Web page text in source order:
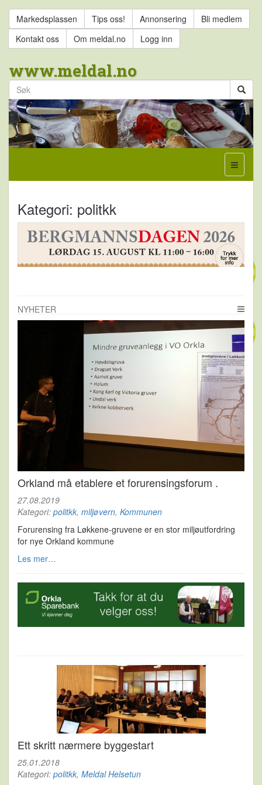
Markedsplassen Tips oss! Annonsering
Bli medlem
Kontakt oss
Om meldal.no Logg inn
www.meldal.no
Kategori: politkk
NYHETER
Orkland må etablere et forurensingsforum .
27.08.2019
Kategori: politkk, miljøvern, Kommunen
Forurensing fra Løkkene-gruvene er en stor miljøutfordring
for nye Orkland kommune
Les mer…
Ett skritt nærmere byggestart
25.01.2018
Kategori: politkk, Meldal Helsetun